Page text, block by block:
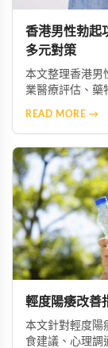
香港男性勃起
多元對策
本文整理香港男
業醫療評估、藥
READ MORE →
輕度陽痿改善
本文針對輕度陽
食建議、心理調